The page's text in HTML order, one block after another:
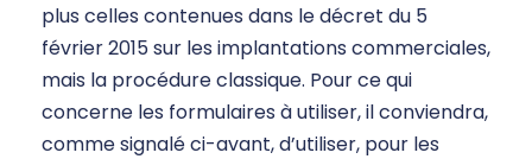
plus celles contenues dans le décret du 5
février 2015 sur les implantations commerciales,
mais la procédure classique. Pour ce qui
concerne les formulaires à utiliser, il conviendra,
comme signalé ci-avant, d’utiliser, pour les